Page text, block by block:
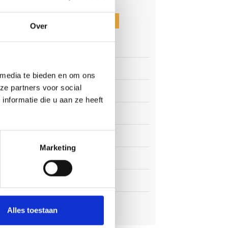
Over
te bieden en om ons
partners voor social
die u aan ze heeft
Marketing
Alles toestaan
de
Junioren
Veteranen